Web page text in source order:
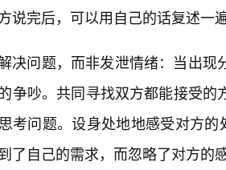
说完后，可以用自己的话复述一
决问题，而非发泄情绪：当出现
争吵。共同寻找双方都能接受
考问题。设身处地地感受对方
了自己的需求，而忽略了对方的